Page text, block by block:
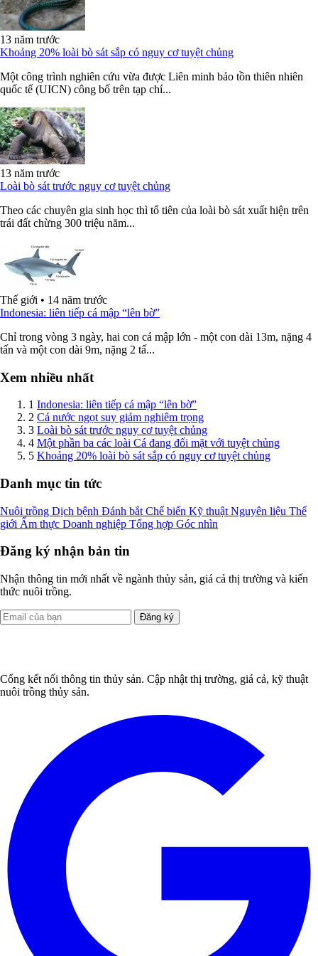
13 năm trước
Khoảng 20% loài bò sát sắp có nguy cơ tuyệt chủng
Một công trình nghiên cứu vừa được Liên minh bảo tồn thiên nhiên
quốc tế (UICN) công bố trên tạp chí...
13 năm trước
Loài bò sát trước nguy cơ tuyệt chủng
Theo các chuyên gia sinh học thì tổ tiên của loài bò sát xuất hiện trên
trái đất chừng 300 triệu năm...
Thế giới • 14 năm trước
Indonesia: liên tiếp cá mập “lên bờ”
Chỉ trong vòng 3 ngày, hai con cá mập lớn - một con dài 13m, nặng 4
tấn và một con dài 9m, nặng 2 tấ...
Xem nhiều nhất
1 Indonesia: liên tiếp cá mập “lên bờ”
2 Cá nước ngọt suy giảm nghiêm trọng
3 Loài bò sát trước nguy cơ tuyệt chủng
4 Một phần ba các loài Cá đang đối mặt với tuyệt chủng
5 Khoảng 20% loài bò sát sắp có nguy cơ tuyệt chủng
Danh mục tin tức
Nuôi trồng Dịch bệnh Đánh bắt Chế biến Kỹ thuật Nguyên liệu Thế
giới Ẩm thực Doanh nghiệp Tổng hợp Góc nhìn
Đăng ký nhận bản tin
Nhận thông tin mới nhất về ngành thủy sản, giá cả thị trường và kiến
thức nuôi trồng.
Đăng ký
Cổng kết nối thông tin thủy sản. Cập nhật thị trường, giá cả, kỹ thuật
nuôi trồng thủy sản.